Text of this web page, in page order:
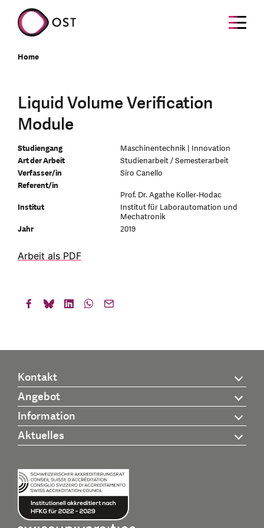
Home
Liquid Volume Verification
Module
Studiengang
Maschinentechnik | Innovation
Art der Arbeit
Studienarbeit / Semesterarbeit
Verfasser/in
Siro Canello
Referent/in
Prof. Dr. Agathe Koller-Hodac
Institut
Institut für Laborautomation und
Mechatronik
Jahr
2019
Arbeit als PDF
Kontakt
Angebot
Information
Aktuelles